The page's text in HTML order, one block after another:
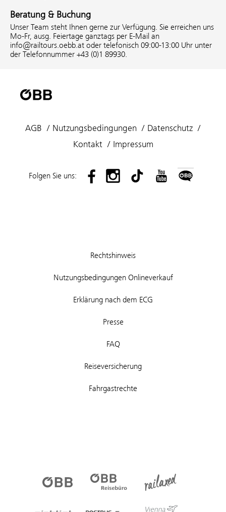
Beratung & Buchung
Unser Team steht Ihnen gerne zur Verfügung. Sie erreichen uns
Mo-Fr, ausg. Feiertage ganztags per E-Mail an
info@railtours.oebb.at oder telefonisch 09:00-13:00 Uhr unter
der Telefonnummer +43 (0)1 89930.
AGB Nutzungsbedingungen
Datenschutz
Kontakt
Impressum
Folgen Sie uns:
Rechtshinweis
Nutzungsbedingungen Onlineverkauf
Erklärung nach dem ECG
Presse
FAQ
Reiseversicherung
Fahrgastrechte